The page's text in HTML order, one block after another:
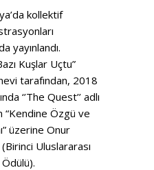
kollektif
yayınlandı.
Kuşlar Uçtu”
tarafından, 2018
‘’The Quest’’ adlı
“Kendine Özgü ve
üzerine Onur
Uluslararası